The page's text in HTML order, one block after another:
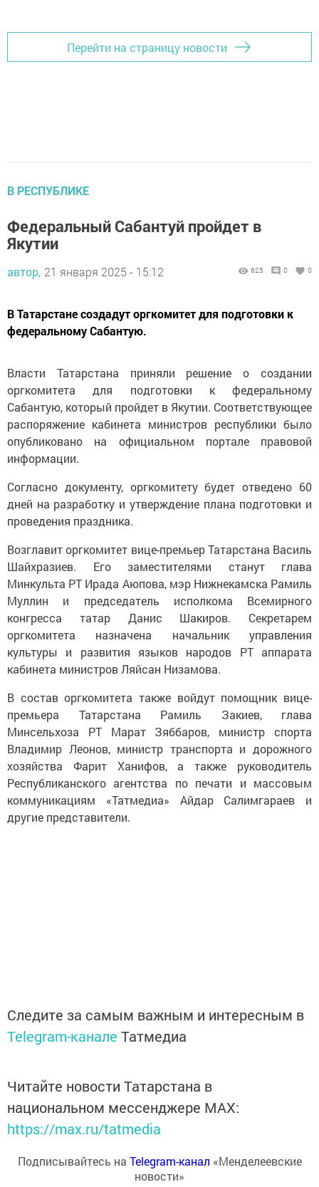
Перейти на страницу новости
В РЕСПУБЛИКЕ
Федеральный Сабантуй пройдет в
Якутии
автор, 21 января 2025 - 15:12 625 0 0
В Татарстане создадут оргкомитет для подготовки к
федеральному Сабантую.
Власти Татарстана приняли решение о создании
оргкомитета для подготовки к федеральному
Сабантую, который пройдет в Якутии. Соответствующее
распоряжение кабинета министров республики было
опубликовано на официальном портале правовой
информации.
Согласно документу, оргкомитету будет отведено 60
дней на разработку и утверждение плана подготовки и
проведения праздника.
Возглавит оргкомитет вице-премьер Татарстана Василь
Шайхразиев. Его заместителями станут глава
Минкульта РТ Ирада Аюпова, мэр Нижнекамска Рамиль
Муллин и председатель исполкома Всемирного
конгресса татар Данис Шакиров. Секретарем
оргкомитета назначена начальник управления
культуры и развития языков народов РТ аппарата
кабинета министров Ляйсан Низамова.
В состав оргкомитета также войдут помощник вице-
премьера Татарстана Рамиль Закиев, глава
Минсельхоза РТ Марат Зяббаров, министр спорта
Владимир Леонов, министр транспорта и дорожного
хозяйства Фарит Ханифов, а также руководитель
Республиканского агентства по печати и массовым
коммуникациям «Татмедиа» Айдар Салимгараев и
другие представители.
Следите за самым важным и интересным в
Telegram-канале Татмедиа
Читайте новости Татарстана в
национальном мессенджере MАХ:
https://max.ru/tatmedia
Подписывайтесь на Telegram-канал «Менделеевские
новости»